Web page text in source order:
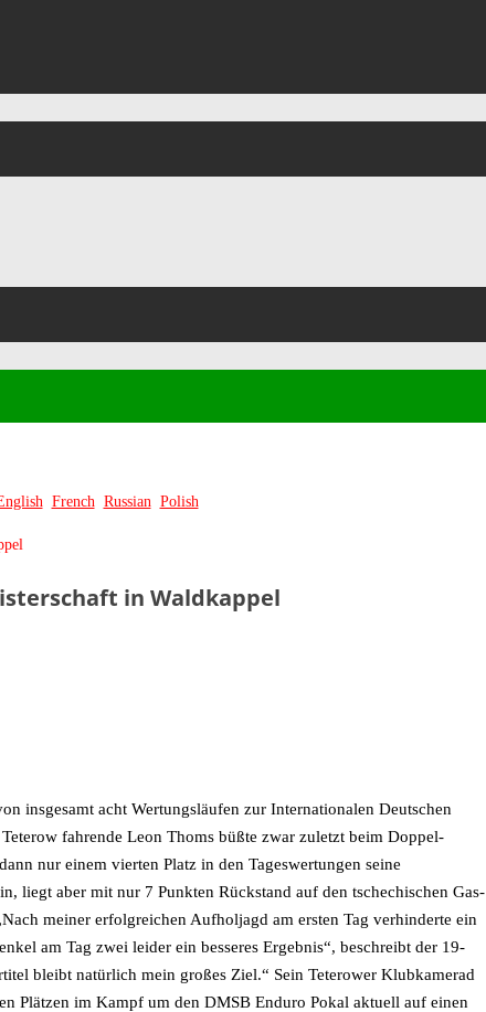
French Russian Polish
in Waldkappel
insgesamt acht Wertungsläufen zur Internationalen Deutschen
fahrende Leon Thoms büßte zwar zuletzt beim Doppel-
nur einem vierten Platz in den Tageswertungen seine
liegt aber mit nur 7 Punkten Rückstand auf den tschechischen Gas-
meiner erfolgreichen Aufholjagd am ersten Tag verhinderte ein
am Tag zwei leider ein besseres Ergebnis“, beschreibt der 19-
bleibt natürlich mein großes Ziel.“ Sein Teterower Klubkamerad
Plätzen im Kampf um den DMSB Enduro Pokal aktuell auf einen